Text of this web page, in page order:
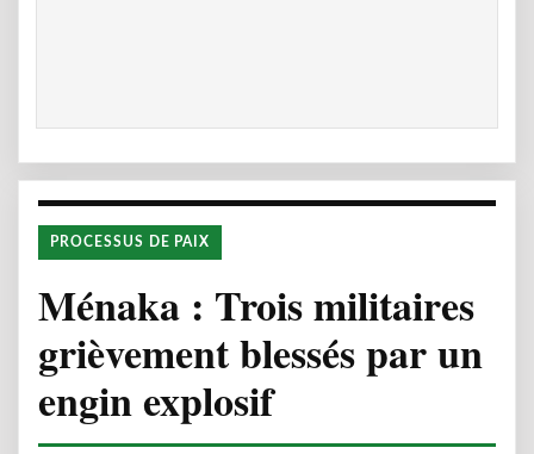
PROCESSUS DE PAIX
Ménaka : Trois militaires
grièvement blessés par un
engin explosif